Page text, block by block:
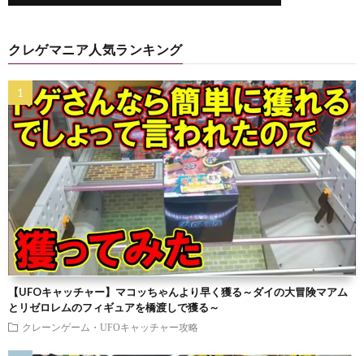
クレゲマニア人気ランキング
【UFOキャッチャー】マコッちゃんより早く獲る～ダイの大冒険マアム
とリゼロレムのフィギュアを橋渡しで獲る～
クレーンゲーム・UFOキャッチャー攻略